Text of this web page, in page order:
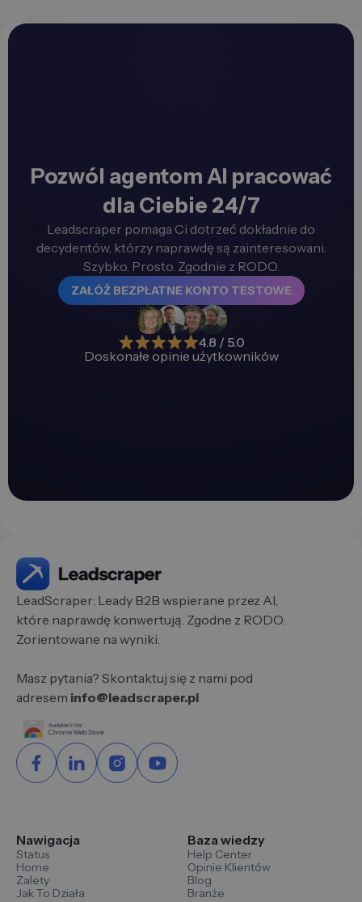
Pozwól agentom AI pracować
dla Ciebie 24/7
Leadscraper pomaga Ci dotrzeć dokładnie do
decydentów, którzy naprawdę są zainteresowani.
Szybko. Prosto. Zgodnie z RODO.
ZAŁÓŻ BEZPŁATNE KONTO TESTOWE
4.8 / 5.0
Doskonałe opinie użytkowników
LeadScraper: Leady B2B wspierane przez AI,
które naprawdę konwertują. Zgodne z RODO.
Zorientowane na wyniki.
Masz pytania? Skontaktuj się z nami pod
adresem info@leadscraper.pl
Nawigacja
Status
Home
Zalety
Jak To Działa
Baza wiedzy
Help Center
Opinie Klientów
Blog
Branże